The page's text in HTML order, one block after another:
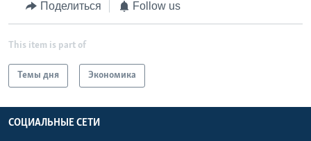
Поделиться Follow us
This item is part of
Темы дня Экономика
СОЦИАЛЬНЫЕ СЕТИ